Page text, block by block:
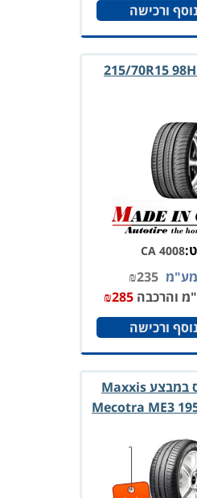
ורכישה
CA 4008
₪235
והרכבה
₪285
ורכישה
צמיג מקסיס במבצע Maxxis
Mecotra ME3